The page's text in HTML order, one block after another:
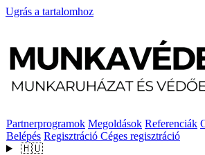
Ugrás a tartalomhoz
Partnerprogramok Megoldások Referenciák
Belépés Regisztráció Céges regisztráció
🇭🇺